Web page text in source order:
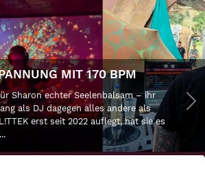
DER SONNENGOTT VOM
SCHILLERPLATZ
Knallbuntes Outfit, bäriger Bart
Nikolaus Sonnenkreuz ist in
Reizfigur, je nach Blickwinkel. In